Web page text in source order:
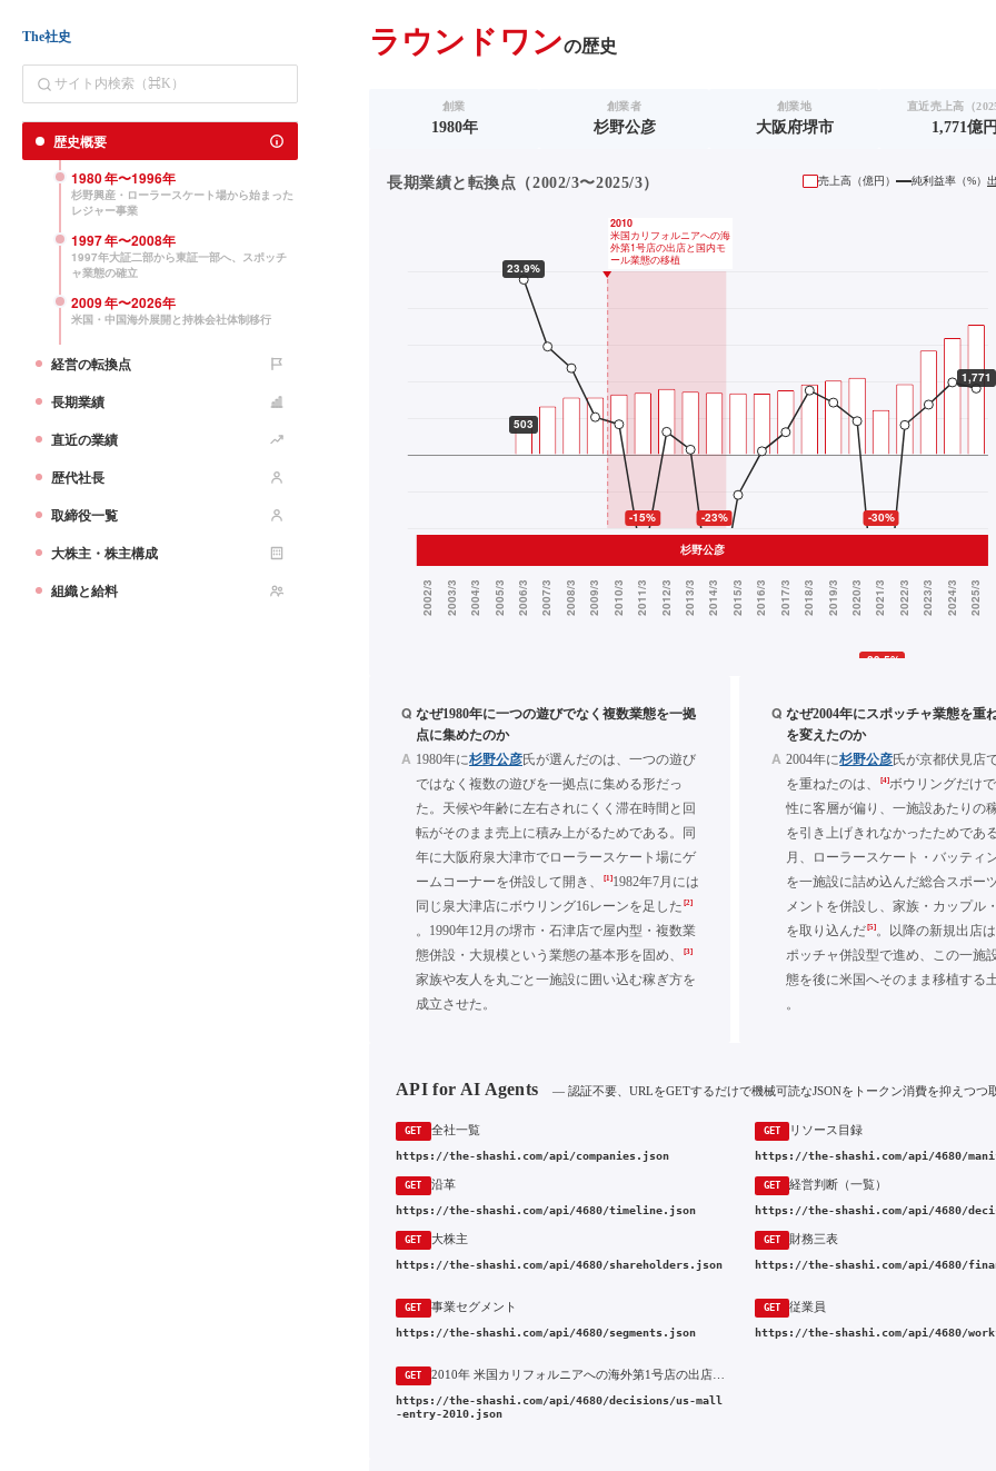
The社史
歴史概要
1980年〜1996年
杉野興産・ローラースケート場から始まった
レジャー事業
1997年〜2008年
1997年大証二部から東証一部へ、スポッチ
ャ業態の確立
2009年〜2026年
米国・中国海外展開と持株会社体制移行
経営の転換点
長期業績
直近の業績
歴代社長
取締役一覧
大株主・株主構成
組織と給料
ラウンドワンの歴史
創業
1980年
創業者
杉野公彦
創業地
大阪府堺市
直近売上高（
1,771億
長期業績と転換点（2002/3〜2025/3） 売上高（億円） 純利益率（%）
Q なぜ1980年に一つの遊びでなく複数業態を一拠
点に集めたのか
A 1980年に杉野公彦氏が選んだのは、一つの遊び
ではなく複数の遊びを一拠点に集める形だっ
た。天候や年齢に左右されにくく滞在時間と回
転がそのまま売上に積み上がるためである。同
年に大阪府泉大津市でローラースケート場にゲ
ームコーナーを併設して開き、
[1]1982年7月には
同じ泉大津店にボウリング16レーンを足した [2]
。1990年12月の堺市・石津店で屋内型・複数業
態併設・大規模という業態の基本形を固め、
[3]
家族や友人を丸ごと一施設に囲い込む稼ぎ方を
成立させた。
Q なぜ2004年にスポッチャ業態を重
を変えたのか
A 2004年に杉野公彦氏が京都伏見店
を重ねたのは、
[4]ボウリングだけ
性に客層が偏り、一施設あたりの
を引き上げきれなかったためであ
月、ローラースケート・バッティ
を一施設に詰め込んだ総合スポー
メントを併設し、家族・カップル
を取り込んだ[5]。以降の新規出店
ポッチャ併設型で進め、この一施
態を後に米国へそのまま移植する
。
API for AI Agents — 認証不要、URLをGETするだけで機械可読なJSONをトークン消費を抑えつつ
GET 全社一覧
https://the-shashi.com/api/companies.json
GET リソース目録
https://the-shashi.com/api/4680/
GET 沿革
https://the-shashi.com/api/4680/timeline.json
GET 経営判断（一覧）
https://the-shashi.com/api/4680/
GET 大株主
https://the-shashi.com/api/4680/shareholders.json
GET 財務三表
https://the-shashi.com/api/4680/
GET 事業セグメント
https://the-shashi.com/api/4680/segments.json
GET 従業員
https://the-shashi.com/api/4680/
GET 2010年 米国カリフォルニアへの海外第1号店の出店と国内モール業態の移植
https://the-shashi.com/api/4680/decisions/us-mall
-entry-2010.json